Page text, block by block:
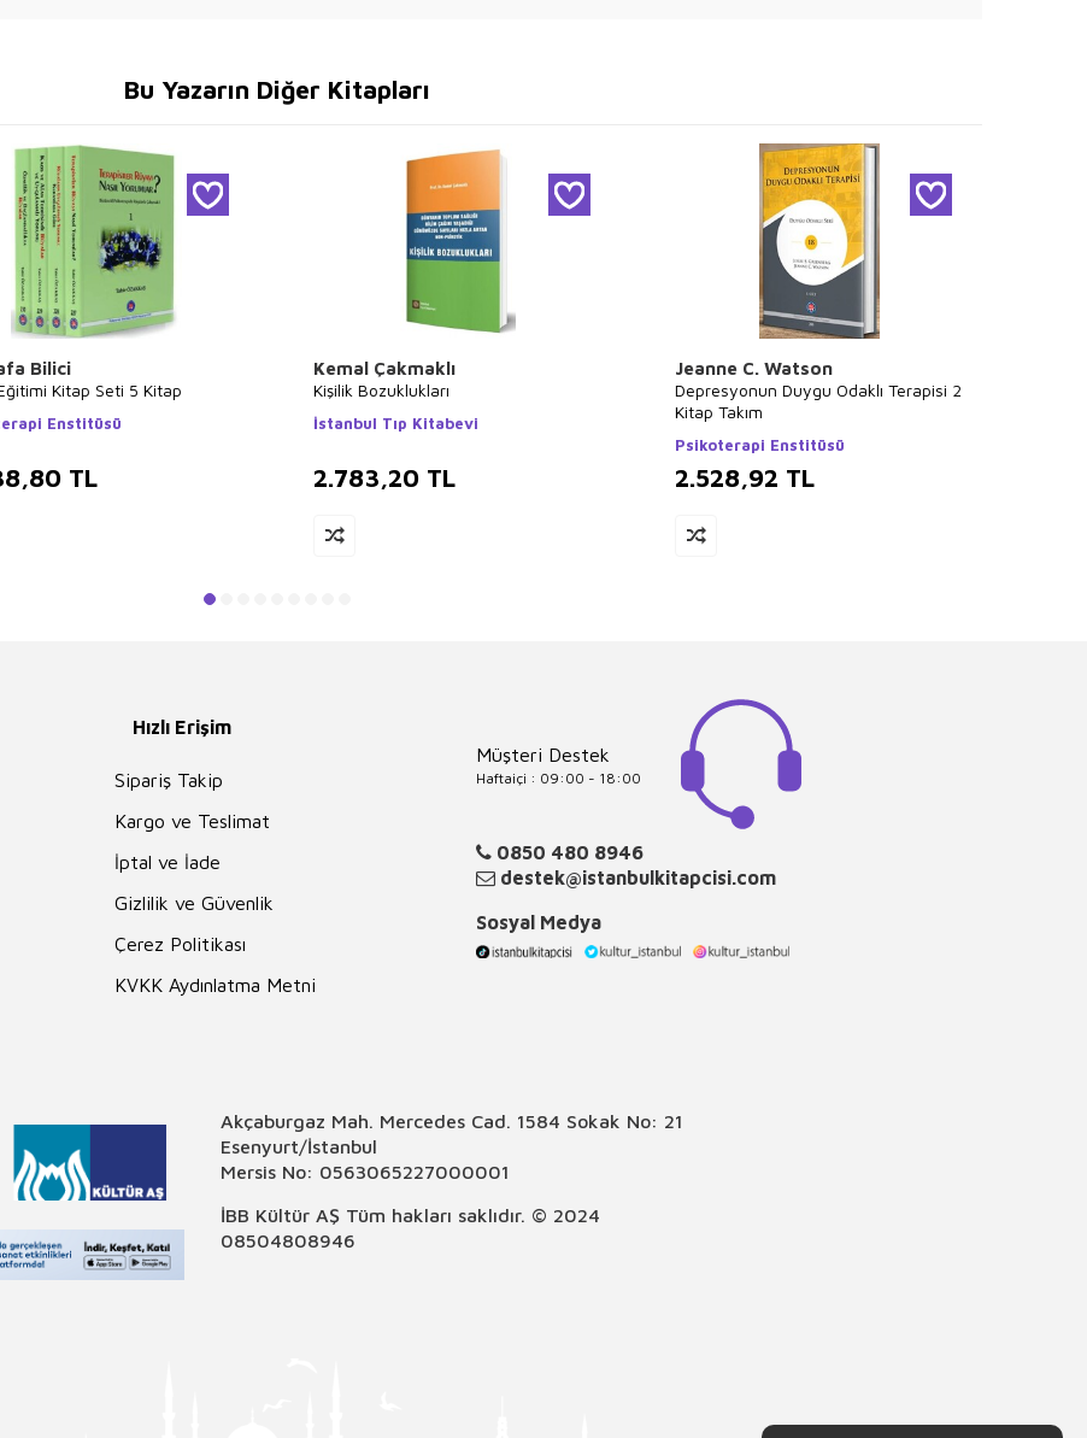
Bu Yazarın Diğer Kitapları
Bilici
Kitap Seti 5 Kitap
Enstitüsü
TL
Kemal Çakmaklı
Kişilik Bozuklukları
İstanbul Tıp Kitabevi
2.783,20 TL
Jeanne C. Watson
Depresyonun Duygu Odaklı Terapisi 2
Kitap Takım
Psikoterapi Enstitüsü
2.528,92 TL
Hızlı Erişim
Sipariş Takip
Kargo ve Teslimat
İptal ve İade
Gizlilik ve Güvenlik
Çerez Politikası
KVKK Aydınlatma Metni
Müşteri Destek
Haftaiçi : 09:00 - 18:00
0850 480 8946
destek@istanbulkitapcisi.com
Sosyal Medya
Akçaburgaz Mah. Mercedes Cad. 1584 Sokak No: 21
Esenyurt/İstanbul
Mersis No: 0563065227000001
İBB Kültür AŞ Tüm hakları saklıdır. © 2024
08504808946